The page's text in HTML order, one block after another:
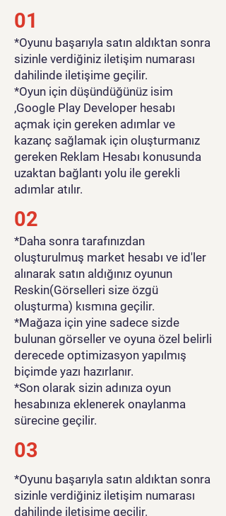
01
*Oyunu başarıyla satın aldıktan sonra
sizinle verdiğiniz iletişim numarası
dahilinde iletişime geçilir.
*Oyun için düşündüğünüz isim
,Google Play Developer hesabı
açmak için gereken adımlar ve
kazanç sağlamak için oluşturmanız
gereken Reklam Hesabı konusunda
uzaktan bağlantı yolu ile gerekli
adımlar atılır.
02
*Daha sonra tarafınızdan
oluşturulmuş market hesabı ve id'ler
alınarak satın aldığınız oyunun
Reskin(Görselleri size özgü
oluşturma) kısmına geçilir.
*Mağaza için yine sadece sizde
bulunan görseller ve oyuna özel belirli
derecede optimizasyon yapılmış
biçimde yazı hazırlanır.
*Son olarak sizin adınıza oyun
hesabınıza eklenerek onaylanma
sürecine geçilir.
03
*Oyunu başarıyla satın aldıktan sonra
sizinle verdiğiniz iletişim numarası
dahilinde iletişime geçilir.